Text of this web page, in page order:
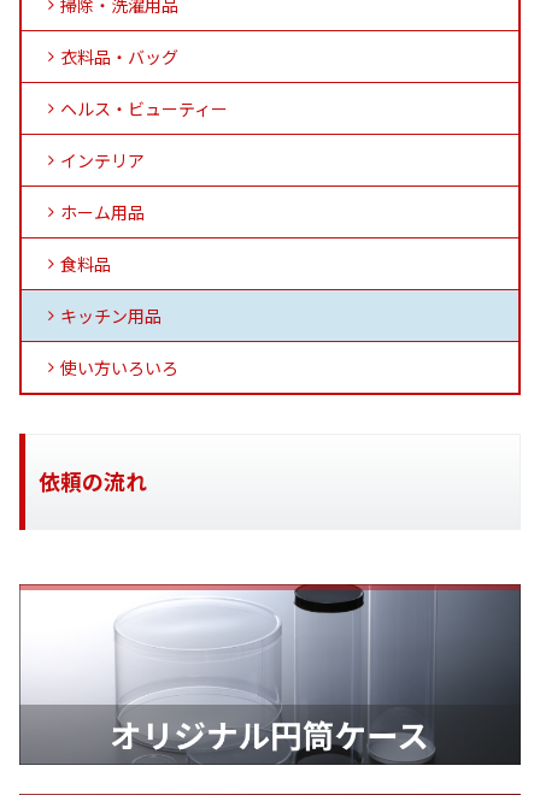
掃除・洗濯用品
衣料品・バッグ
ヘルス・ビューティー
インテリア
ホーム用品
食料品
キッチン用品
使い方いろいろ
依頼の流れ